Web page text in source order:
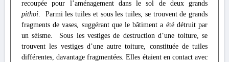
recoupée pour l’aménagement dans le sol de deux grands
pithoi. Parmi les tuiles et sous les tuiles, se trouvent de grands
fragments de vases, suggérant que le bâtiment a été détruit par
un séisme. Sous les vestiges de destruction d’une toiture, se
trouvent les vestiges d’une autre toiture, constituée de tuiles
différentes, davantage fragmentées. Elles étaient en contact avec